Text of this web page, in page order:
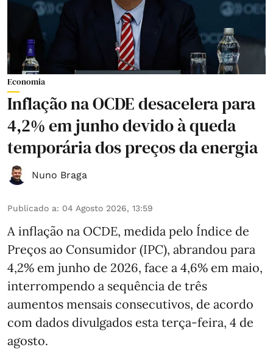
Economia
Inflação na OCDE desacelera para
4,2% em junho devido à queda
temporária dos preços da energia
Nuno Braga
Publicado a: 04 Agosto 2026, 13:59
A inflação na OCDE, medida pelo Índice de
Preços ao Consumidor (IPC), abrandou para
4,2% em junho de 2026, face a 4,6% em maio,
interrompendo a sequência de três
aumentos mensais consecutivos, de acordo
com dados divulgados esta terça-feira, 4 de
agosto.